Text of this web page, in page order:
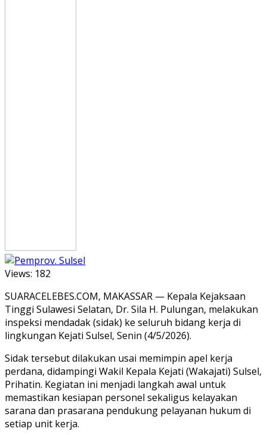
Views: 182
SUARACELEBES.COM, MAKASSAR — Kepala Kejaksaan
Tinggi Sulawesi Selatan, Dr. Sila H. Pulungan, melakukan
inspeksi mendadak (sidak) ke seluruh bidang kerja di
lingkungan Kejati Sulsel, Senin (4/5/2026).
Sidak tersebut dilakukan usai memimpin apel kerja
perdana, didampingi Wakil Kepala Kejati (Wakajati) Sulsel,
Prihatin. Kegiatan ini menjadi langkah awal untuk
memastikan kesiapan personel sekaligus kelayakan
sarana dan prasarana pendukung pelayanan hukum di
setiap unit kerja.